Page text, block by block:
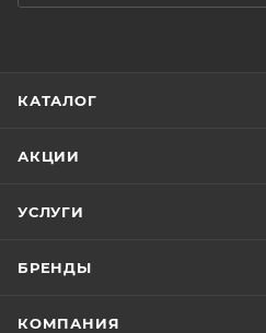
КАТАЛОГ
АКЦИИ
УСЛУГИ
БРЕНДЫ
КОМПАНИЯ